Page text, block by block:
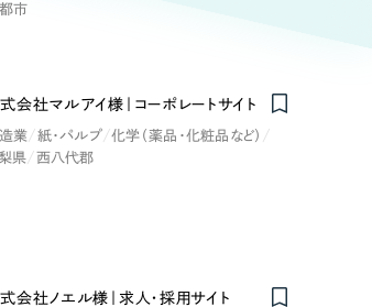
市
会社マルアイ様｜コーポレートサイト
業 紙・パルプ
化学（薬品・化粧品など）
県
西八代郡
会社ノエル様｜求人・採用サイト